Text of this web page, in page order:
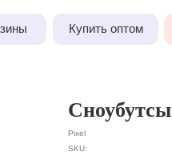
Купить оптом Работа в Pixel
Сноубутсы
Pixel
SKU: